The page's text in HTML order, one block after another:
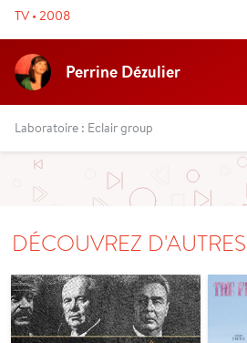
TV • 2008
Perrine Dézulier
Laboratoire : Eclair group
DÉCOUVREZ